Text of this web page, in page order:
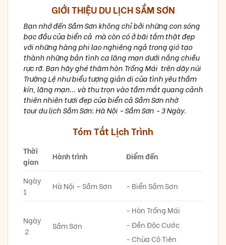
GIỚI THIỆU DU LỊCH SẦM SƠN
Bạn nhớ đến Sầm Sơn không chỉ bởi những con sóng
bạc đầu của biển cả mà còn có ở bãi tắm thật đẹp
với những hàng phi lao nghiêng ngả trong gió tạo
thành những bản tình ca lãng mạn dưới nắng chiều
rực rỡ. Bạn hãy ghé thăm hòn Trống Mái trên dãy núi
Trường Lệ như biểu tượng giản dị của tình yêu thầm
kín, lãng mạn... và thu trọn vào tầm mắt quang cảnh
thiên nhiên tươi đẹp của biển cả Sầm Sơn nhờ
tour du lịch Sầm Sơn: Hà Nội - Sầm Sơn - 3 Ngày.
Tóm Tắt Lịch Trình
Thời
gian
Hành trình Điểm đến
Ngày
1
Hà Nội – Sầm Sơn - Biển Sầm Sơn
Ngày
2
Sầm Sơn
- Hòn Trống Mái
- Đền Độc Cước
- Chùa Cô Tiên